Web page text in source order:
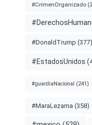
#CrimenOrganizado
#DonaldTrump (377)
#EstadosUnidos
#guardiaNacional (241)
#MaraLezama (358)